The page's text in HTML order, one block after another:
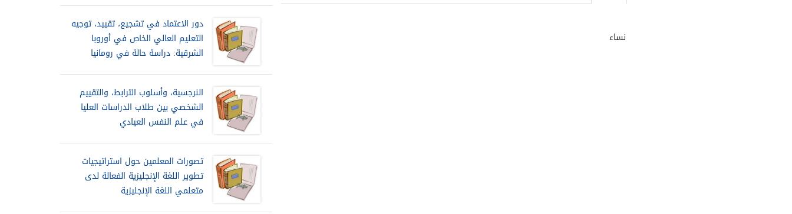
نساء
دور الاعتماد في تشجيع، تقييد، توجيه
التعليم العالي الخاص في أوروبا
الشرقية: دراسة حالة في رومانيا
النرجسية، وأسلوب الترابط، والتقييم
الشخصي بين طلاب الدراسات العليا
في علم النفس العيادي
تصورات المعلمين حول استراتيجيات
تطوير اللغة الإنجليزية الفعالة لدى
متعلمي اللغة الإنجليزية